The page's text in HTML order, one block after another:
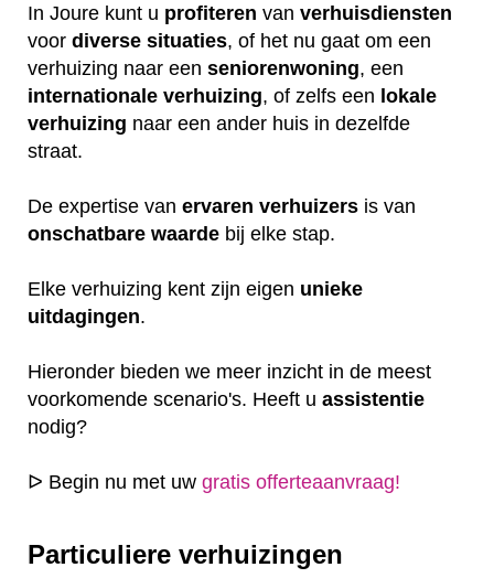
In Joure kunt u profiteren van verhuisdiensten
voor diverse situaties, of het nu gaat om een
verhuizing naar een seniorenwoning, een
internationale verhuizing, of zelfs een lokale
verhuizing naar een ander huis in dezelfde
straat.
De expertise van ervaren verhuizers is van
onschatbare waarde bij elke stap.
Elke verhuizing kent zijn eigen unieke
uitdagingen.
Hieronder bieden we meer inzicht in de meest
voorkomende scenario's. Heeft u assistentie
nodig?
ᐅ Begin nu met uw gratis offerteaanvraag!
Particuliere verhuizingen